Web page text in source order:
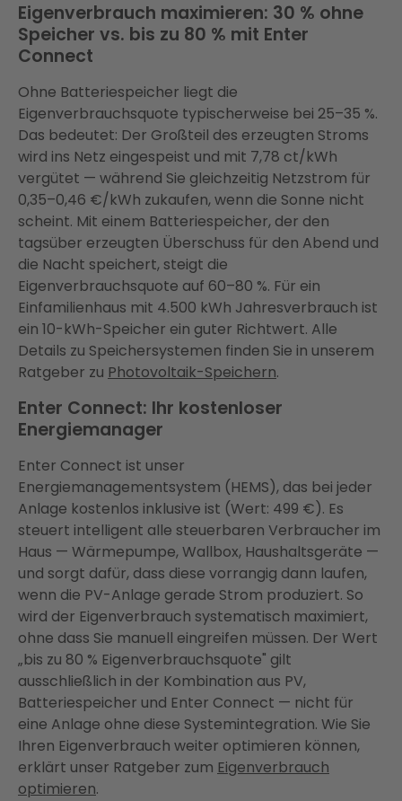
Eigenverbrauch maximieren: 30 % ohne
Speicher vs. bis zu 80 % mit Enter
Connect
Ohne Batteriespeicher liegt die
Eigenverbrauchsquote typischerweise bei 25–35 %.
Das bedeutet: Der Großteil des erzeugten Stroms
wird ins Netz eingespeist und mit 7,78 ct/kWh
vergütet — während Sie gleichzeitig Netzstrom für
0,35–0,46 €/kWh zukaufen, wenn die Sonne nicht
scheint. Mit einem Batteriespeicher, der den
tagsüber erzeugten Überschuss für den Abend und
die Nacht speichert, steigt die
Eigenverbrauchsquote auf 60–80 %. Für ein
Einfamilienhaus mit 4.500 kWh Jahresverbrauch ist
ein 10-kWh-Speicher ein guter Richtwert. Alle
Details zu Speichersystemen finden Sie in unserem
Ratgeber zu Photovoltaik-Speichern.
Enter Connect: Ihr kostenloser
Energiemanager
Enter Connect ist unser
Energiemanagementsystem (HEMS), das bei jeder
Anlage kostenlos inklusive ist (Wert: 499 €). Es
steuert intelligent alle steuerbaren Verbraucher im
Haus — Wärmepumpe, Wallbox, Haushaltsgeräte —
und sorgt dafür, dass diese vorrangig dann laufen,
wenn die PV-Anlage gerade Strom produziert. So
wird der Eigenverbrauch systematisch maximiert,
ohne dass Sie manuell eingreifen müssen. Der Wert
„bis zu 80 % Eigenverbrauchsquote" gilt
ausschließlich in der Kombination aus PV,
Batteriespeicher und Enter Connect — nicht für
eine Anlage ohne diese Systemintegration. Wie Sie
Ihren Eigenverbrauch weiter optimieren können,
erklärt unser Ratgeber zum Eigenverbrauch
optimieren.